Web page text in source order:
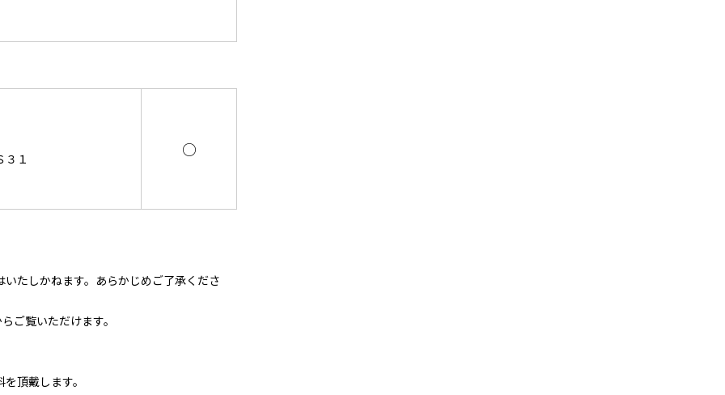
１ ○
たしかねます。あらかじめご了承くださ
ご覧いただけます。
頂戴します。